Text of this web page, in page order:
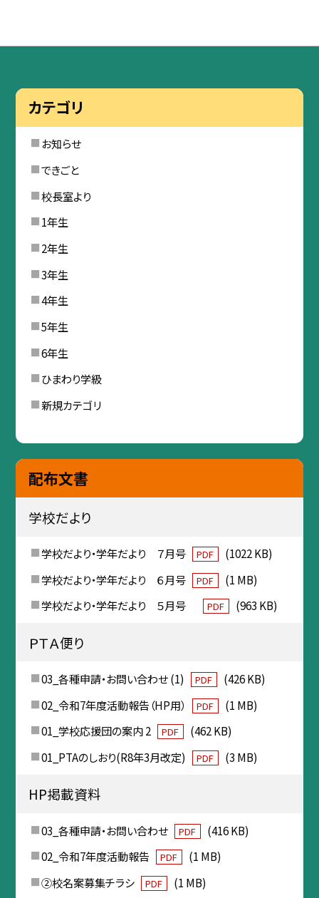
カテゴリ
お知らせ
できごと
校長室より
1年生
2年生
3年生
4年生
5年生
6年生
ひまわり学級
新規カテゴリ
配布文書
学校だより
学校だより・学年だより ７月号 PDF
(1022 KB)
学校だより・学年だより ６月号
PDF
(1 MB)
学校だより・学年だより ５月号
PDF (963 KB)
ＰＴＡ便り
03_各種申請・お問い合わせ (1) PDF
(426 KB)
02_令和7年度活動報告（HP用）
PDF
(1 MB)
01_学校応援団の案内 2
PDF
(462 KB)
01_PTAのしおり(R8年3月改定)
PDF (3 MB)
HP掲載資料
03_各種申請・お問い合わせ PDF
(416 KB)
02_令和7年度活動報告
PDF
(1 MB)
②校名案募集チラシ
PDF (1 MB)